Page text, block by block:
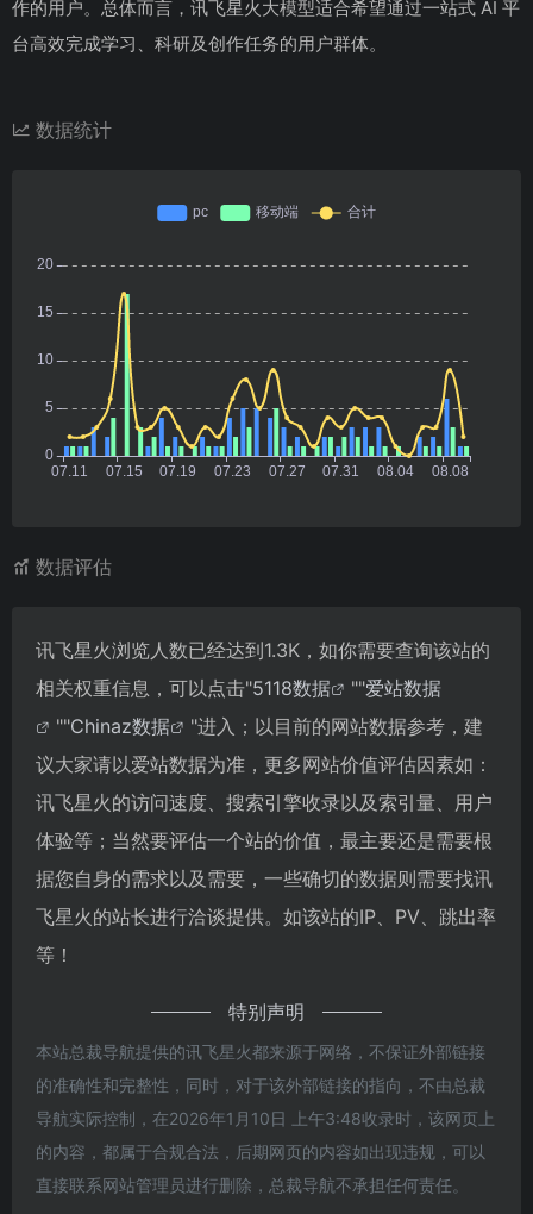
作的用户。总体而言，讯飞星火大模型适合希望通过一站式 AI 平
台高效完成学习、科研及创作任务的用户群体。
数据统计
数据评估
讯飞星火浏览人数已经达到1.3K，如你需要查询该站的
相关权重信息，可以点击"5118数据 ""爱站数据
""Chinaz数据
"进入；以目前的网站数据参考，建
议大家请以爱站数据为准，更多网站价值评估因素如：
讯飞星火的访问速度、搜索引擎收录以及索引量、用户
体验等；当然要评估一个站的价值，最主要还是需要根
据您自身的需求以及需要，一些确切的数据则需要找讯
飞星火的站长进行洽谈提供。如该站的IP、PV、跳出率
等！
特别声明
本站总裁导航提供的讯飞星火都来源于网络，不保证外部链接
的准确性和完整性，同时，对于该外部链接的指向，不由总裁
导航实际控制，在2026年1月10日 上午3:48收录时，该网页上
的内容，都属于合规合法，后期网页的内容如出现违规，可以
直接联系网站管理员进行删除，总裁导航不承担任何责任。